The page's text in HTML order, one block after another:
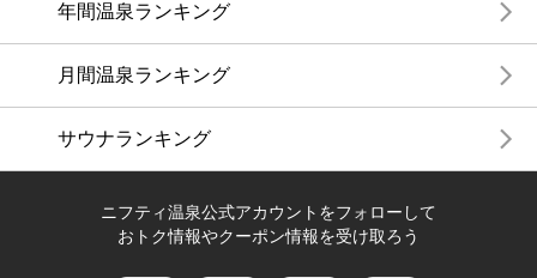
年間温泉ランキング
月間温泉ランキング
サウナランキング
ニフティ温泉公式アカウントをフォローして
おトク情報やクーポン情報を受け取ろう